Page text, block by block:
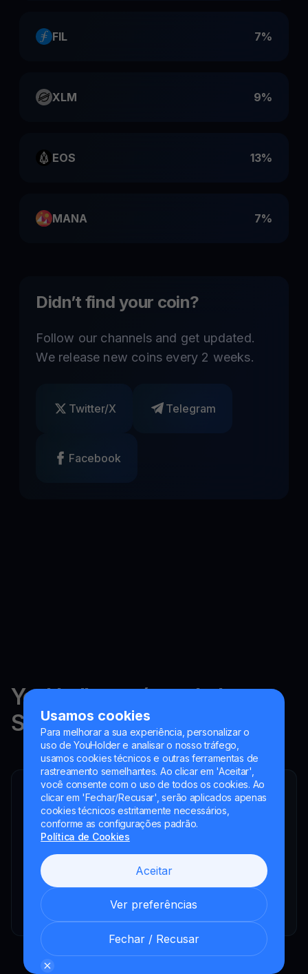
Usamos cookies
Para melhorar a sua experiência, personalizar o
uso de YouHolder e analisar o nosso tráfego,
usamos cookies técnicos e outras ferramentas de
rastreamento semelhantes. Ao clicar em 'Aceitar',
você consente com o uso de todos os cookies. Ao
clicar em 'Fechar/Recusar', serão aplicados apenas
cookies técnicos estritamente necessários,
conforme as configurações padrão.
Política de Cookies
Aceitar
Ver preferências
Fechar / Recusar
FIL 7%
XLM 9%
EOS 13%
MANA 7%
Didn’t find your coin?
Follow our channels and get updated.
We release new coins every 2 weeks.
Twitter/X Telegram
Facebook
YouHodler está regulado na
Suíça, na UE e na Argentina.
YouHodler SA
Intermediário financeiro registrado
YouHodler Italy S.R.L.
Registered as a VASP with the OAM
Registrada como VASP no Banco de España
Registrada como VASP junto à CNV.